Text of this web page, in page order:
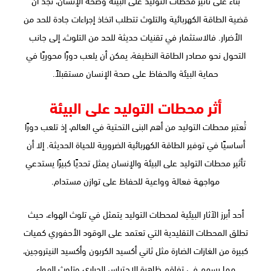
قضية الطاقة الكهربائية والتلوث تتطلب اتخاذ إجراءات جادة للحد من
الأضرار. فالاستثمار في تقنيات حديثة للحد من التلوث، إلى جانب
التحول نحو مصادر الطاقة النظيفة، يمكن أن يلعب دورًا محوريًا في
حماية البيئة والحفاظ على صحة الإنسان مستقبلاً.
أثر محطات التوليد على البيئة
تُعتبر محطات التوليد من أهم البنى التحتية في العالم، إذ تلعب دورًا
أساسيًا في توفير الطاقة الكهربائية الضرورية للحياة الحديثة. إلا أن
تأثير محطات التوليد على البيئة والإنسان يمثل تحديًا كبيرًا يستدعي
مواجهة فعالة وواعية للحفاظ على توازن مستدام.
أحد أبرز الآثار البيئية لمحطات التوليد يتمثل في تلوث الهواء، حيث
تطلق المحطات التقليدية التي تعتمد على الوقود الأحفوري كميات
كبيرة من الغازات الضارة مثل ثاني أكسيد الكربون وأكسيد النيتروجين،
مما يسهم في تفاقم ظاهرة الاحتباس الحراري وتلوث الهواء